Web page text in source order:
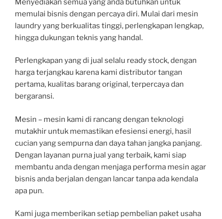
Menyediakan semua yang anda butuhkan untuk
memulai bisnis dengan percaya diri. Mulai dari mesin
laundry yang berkualitas tinggi, perlengkapan lengkap,
hingga dukungan teknis yang handal.
Perlengkapan yang di jual selalu ready stock, dengan
harga terjangkau karena kami distributor tangan
pertama, kualitas barang original, terpercaya dan
bergaransi.
Mesin – mesin kami di rancang dengan teknologi
mutakhir untuk memastikan efesiensi energi, hasil
cucian yang sempurna dan daya tahan jangka panjang.
Dengan layanan purna jual yang terbaik, kami siap
membantu anda dengan menjaga performa mesin agar
bisnis anda berjalan dengan lancar tanpa ada kendala
apa pun.
Kami juga memberikan setiap pembelian paket usaha